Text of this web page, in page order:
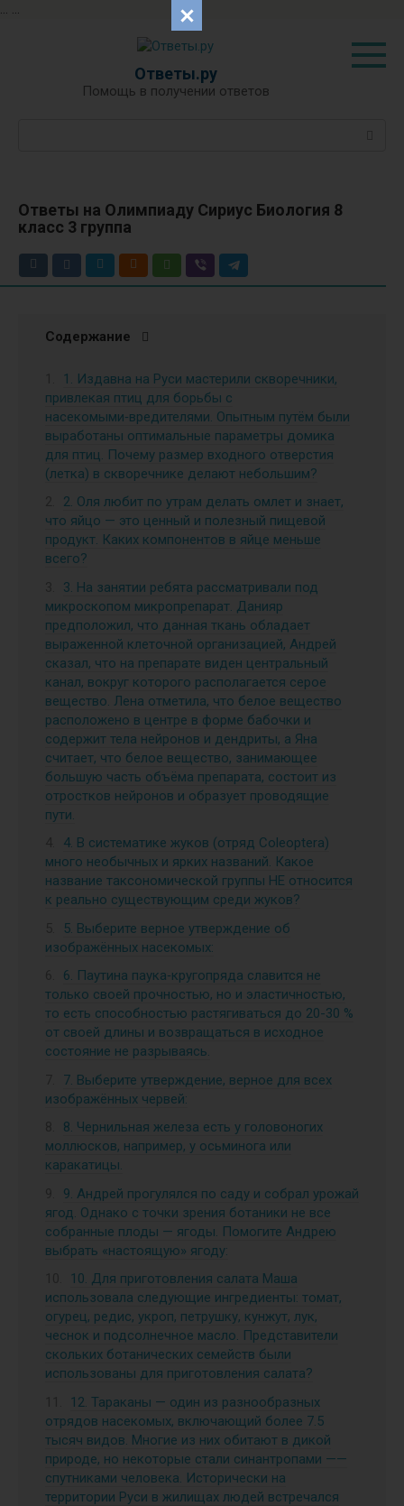
... ...
Ответы.ру
Помощь в получении ответов
Ответы на Олимпиаду Сириус Биология 8
класс 3 группа
Содержание
1. Издавна на Руси мастерили скворечники,
привлекая птиц для борьбы с
насекомыми‑вредителями. Опытным путём были
выработаны оптимальные параметры домика
для птиц. Почему размер входного отверстия
(летка) в скворечнике делают небольшим?
2. Оля любит по утрам делать омлет и знает,
что яйцо — это ценный и полезный пищевой
продукт. Каких компонентов в яйце меньше
всего?
3. На занятии ребята рассматривали под
микроскопом микропрепарат. Данияр
предположил, что данная ткань обладает
выраженной клеточной организацией, Андрей
сказал, что на препарате виден центральный
канал, вокруг которого располагается серое
вещество. Лена отметила, что белое вещество
расположено в центре в форме бабочки и
содержит тела нейронов и дендриты, а Яна
считает, что белое вещество, занимающее
большую часть объёма препарата, состоит из
отростков нейронов и образует проводящие
пути.
4. В систематике жуков (отряд Coleoptera)
много необычных и ярких названий. Какое
название таксономической группы НЕ относится
к реально существующим среди жуков?
5. Выберите верное утверждение об
изображённых насекомых:
6. Паутина паука‑кругопряда славится не
только своей прочностью, но и эластичностью,
то есть способностью растягиваться до 20-30 %
от своей длины и возвращаться в исходное
состояние не разрываясь.
7. Выберите утверждение, верное для всех
изображённых червей:
8. Чернильная железа есть у головоногих
моллюсков, например, у осьминога или
каракатицы.
9. Андрей прогулялся по саду и собрал урожай
ягод. Однако с точки зрения ботаники не все
собранные плоды — ягоды. Помогите Андрею
выбрать «настоящую» ягоду:
10. Для приготовления салата Маша
использовала следующие ингредиенты: томат,
огурец, редис, укроп, петрушку, кунжут, лук,
чеснок и подсолнечное масло. Представители
скольких ботанических семейств были
использованы для приготовления салата?
12. Тараканы — один из разнообразных
отрядов насекомых, включающий более 7.5
тысяч видов. Многие из них обитают в дикой
природе, но некоторые стали синантропами ——
спутниками человека. Исторически на
территории Руси в жилищах людей встречался